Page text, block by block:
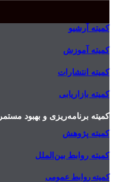
کمیته آرشیو
کمیته آموزش
کمیته انتشارات
کمیته بازاریابی
کمیته برنامه‌ریزی و بهبود مستمر
کمیته پژوهش
کمیته روابط بین‌الملل
کمیته روابط عمومی